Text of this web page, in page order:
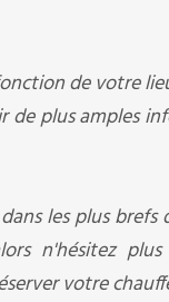
de votre
de plus amples
les plus
n'hésitez
votre